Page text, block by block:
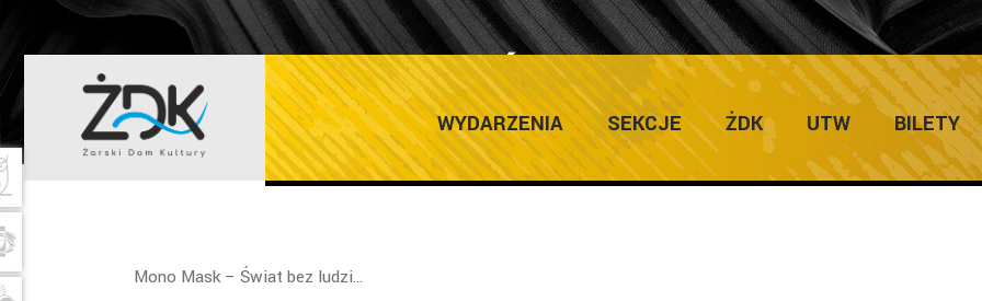
WYDARZENIA SEKCJE ŻDK UTW BILETY
MONO MASK – ŚWIAT BEZ LUDZI
Mono Mask – Świat bez ludzi…